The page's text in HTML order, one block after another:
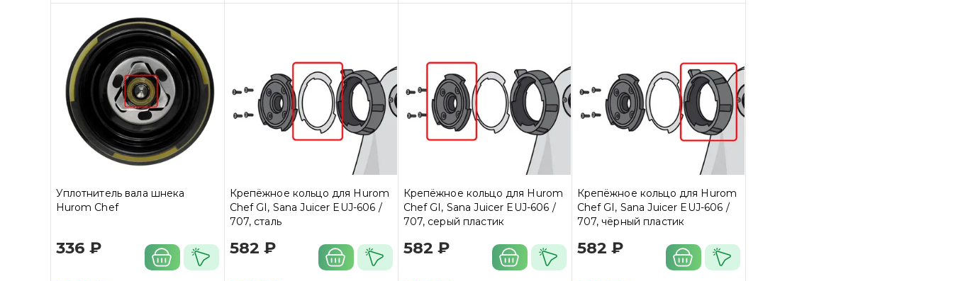
Уплотнитель вала шнека
Hurom Chef
336 ₽
Крепёжное кольцо для Hurom
Chef GI, Sana Juicer EUJ-606 /
707, сталь
582 ₽
Крепёжное кольцо для Hurom
Chef GI, Sana Juicer EUJ-606 /
707, серый пластик
582 ₽
Крепёжное кольцо для Hurom
Chef GI, Sana Juicer EUJ-606 /
707, чёрный пластик
582 ₽